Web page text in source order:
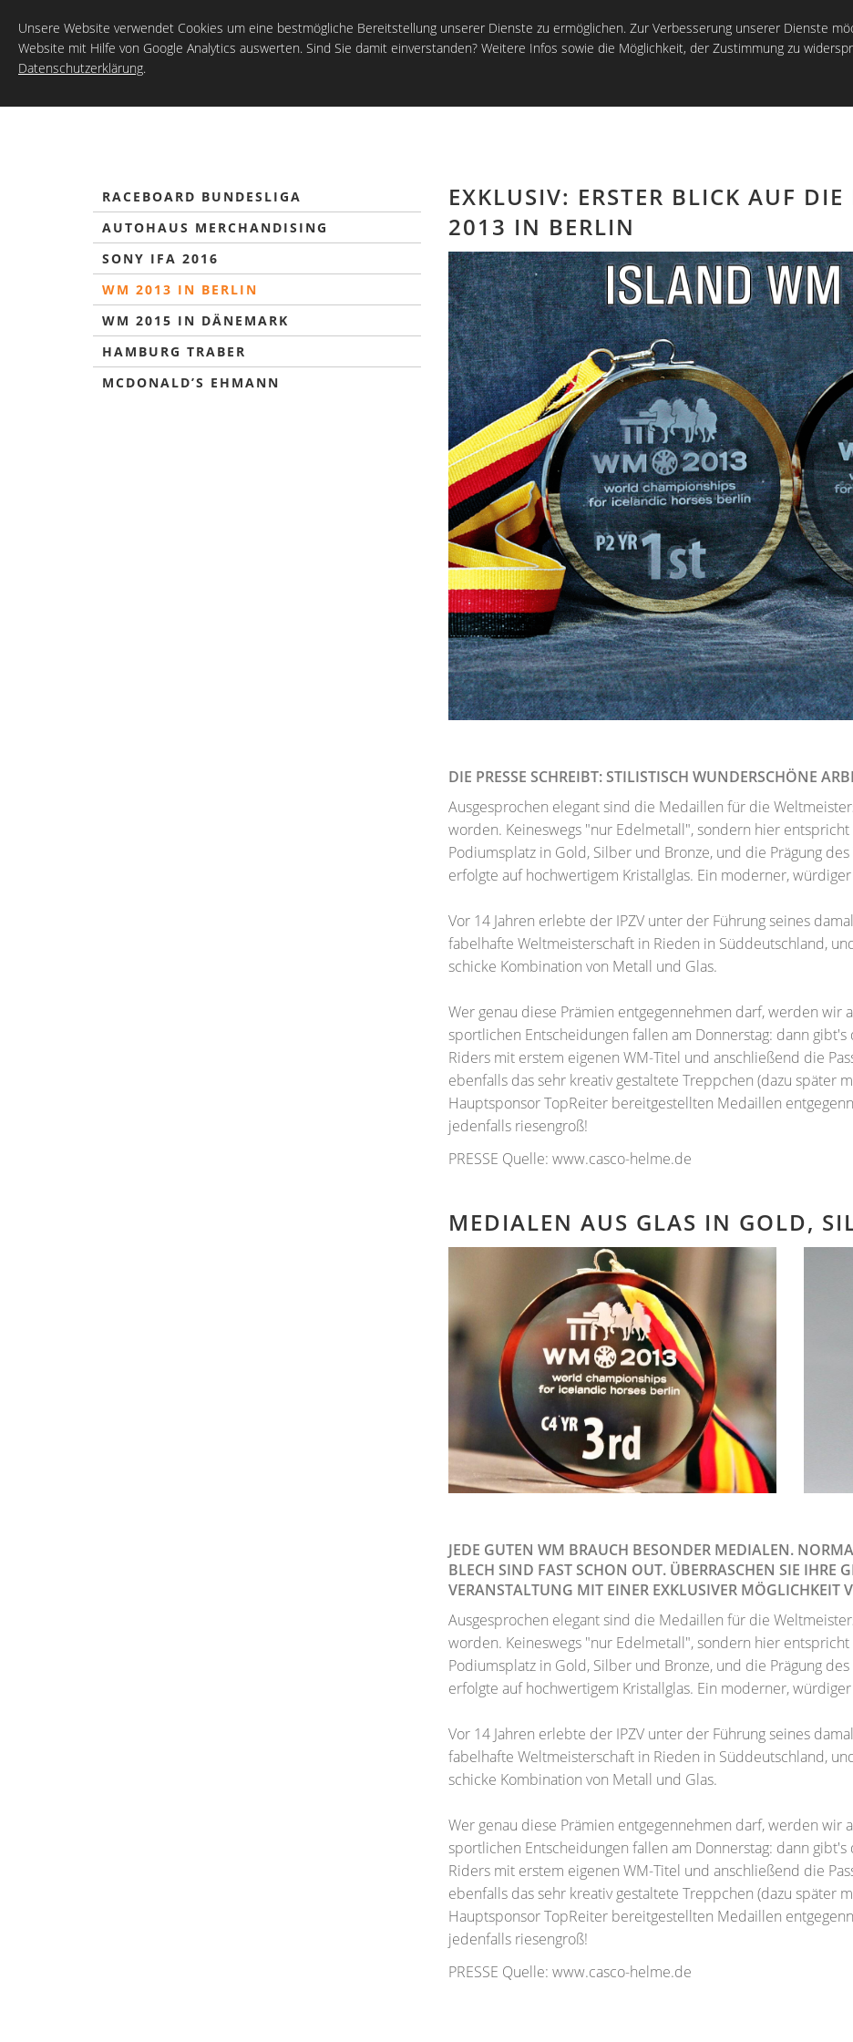
RACEBOARD BUNDESLIGA
AUTOHAUS MERCHANDISING
SONY IFA 2016
WM 2013 IN BERLIN
WM 2015 IN DÄNEMARK
HAMBURG TRABER
MCDONALD’S EHMANN
EXKLUSIV: ERSTER BLICK AUF
2013 IN BERLIN
DIE PRESSE SCHREIBT: STILISTISCH WUNDERSCHÖNE
Ausgesprochen elegant sind die Medaillen für die
worden. Keineswegs "nur Edelmetall", sondern hier
Podiumsplatz in Gold, Silber und Bronze, und die Prägung
erfolgte auf hochwertigem Kristallglas. Ein moderner,
Vor 14 Jahren erlebte der IPZV unter der Führung seines
fabelhafte Weltmeisterschaft in Rieden in Süddeutschland,
schicke Kombination von Metall und Glas.
Wer genau diese Prämien entgegennehmen darf, werden wir
sportlichen Entscheidungen fallen am Donnerstag: dann gibt's
Riders mit erstem eigenen WM-Titel und anschließend die
ebenfalls das sehr kreativ gestaltete Treppchen (dazu später
Hauptsponsor TopReiter bereitgestellten Medaillen
jedenfalls riesengroß!
PRESSE Quelle: www.casco-helme.de
MEDIALEN AUS GLAS IN GOLD,
JEDE GUTEN WM BRAUCH BESONDER MEDIALEN.
BLECH SIND FAST SCHON OUT. ÜBERRASCHEN SIE IHRE
VERANSTALTUNG MIT EINER EXKLUSIVER MÖGLICHKEIT
Ausgesprochen elegant sind die Medaillen für die
worden. Keineswegs "nur Edelmetall", sondern hier
Podiumsplatz in Gold, Silber und Bronze, und die Prägung
erfolgte auf hochwertigem Kristallglas. Ein moderner,
Vor 14 Jahren erlebte der IPZV unter der Führung seines
fabelhafte Weltmeisterschaft in Rieden in Süddeutschland,
schicke Kombination von Metall und Glas.
Wer genau diese Prämien entgegennehmen darf, werden wir
sportlichen Entscheidungen fallen am Donnerstag: dann gibt's
Riders mit erstem eigenen WM-Titel und anschließend die
ebenfalls das sehr kreativ gestaltete Treppchen (dazu später
Hauptsponsor TopReiter bereitgestellten Medaillen
jedenfalls riesengroß!
PRESSE Quelle: www.casco-helme.de
Unsere Website verwendet Cookies um eine bestmögliche Bereitstellung unserer Dienste zu ermöglichen. Zur Verbesserung unserer Dienste
Website mit Hilfe von Google Analytics auswerten. Sind Sie damit einverstanden? Weitere Infos sowie die Möglichkeit, der Zustimmung zu
Datenschutzerklärung.